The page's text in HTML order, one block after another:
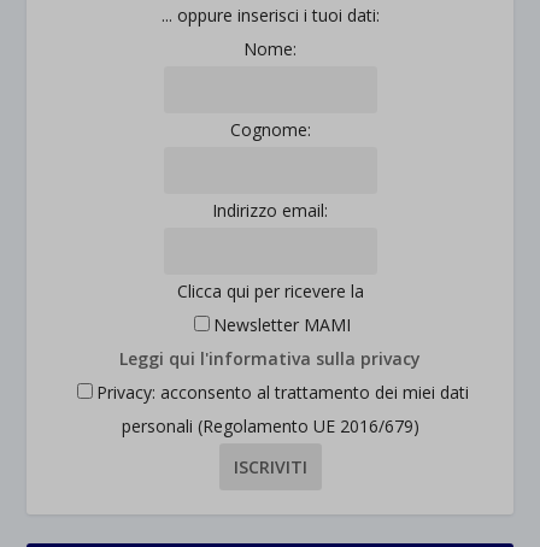
... oppure inserisci i tuoi dati:
Nome:
Cognome:
Indirizzo email:
Clicca qui per ricevere la
Newsletter MAMI
Leggi qui l'informativa sulla privacy
Privacy: acconsento al trattamento dei miei dati
personali (Regolamento UE 2016/679)